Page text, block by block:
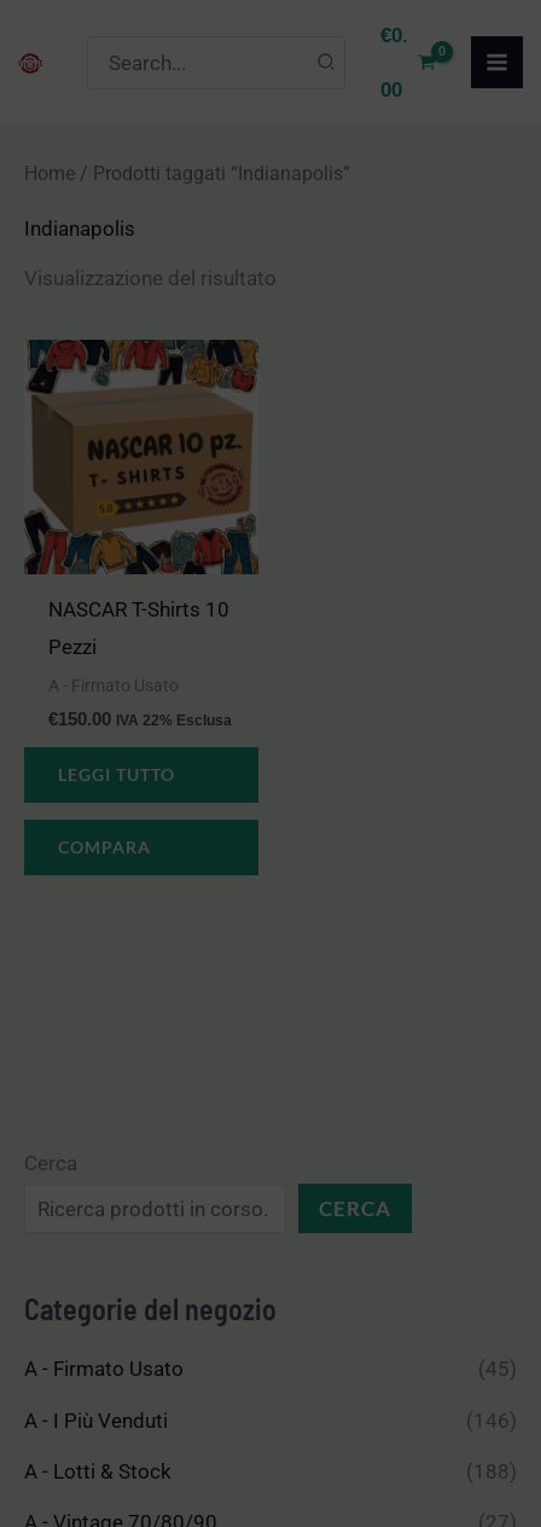
per:
€0.
00
Cerca
CERCA
Categorie del negozio
A - Firmato Usato (45)
A - I Più Venduti (146)
A - Lotti & Stock (188)
Home / Prodotti taggati “Indianapolis”
Indianapolis
Visualizzazione del risultato
NASCAR T-Shirts 10
Pezzi
A - Firmato Usato
€150.00 IVA 22% Esclusa
LEGGI TUTTO
COMPARA